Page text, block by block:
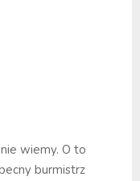
wiemy. O to
burmistrz